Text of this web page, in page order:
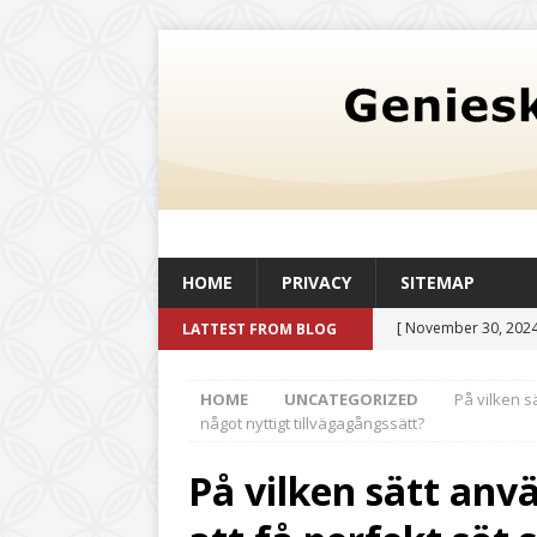
HOME PRIVACY SITEMAP
LATTEST FROM BLOG [ November 30,
och livskvalitet
befintlig verksamhet
[ July 20, 2026 ] Det
HOME UNCATEGORIZED
På vilken
något nyttigt tillvägagångssätt?
På vilken sätt